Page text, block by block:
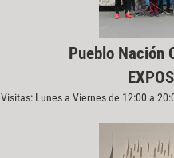
Pueblo Nación
Visitas: Lunes a Viernes de 12:00 a